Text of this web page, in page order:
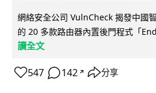
網絡安全公司 VulnCheck 揭發中國
的 20 多款路由器內置後門程式「
讀全文
547 142 ↗ 分享